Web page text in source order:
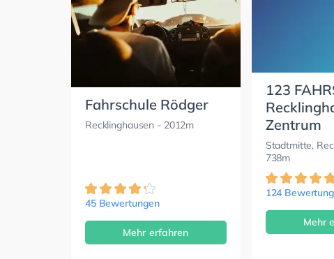
Fahrschule Rödger
Recklinghausen - 2012m
45 Bewertungen
Mehr erfahren
123
Zentrum
Stadtmitte,
738m
124
Mehr